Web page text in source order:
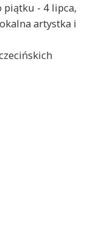
piątku - 4 lipca,
artystka i